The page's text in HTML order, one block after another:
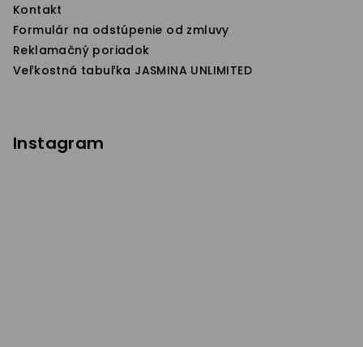
Kontakt
Formulár na odstúpenie od zmluvy
Reklamačný poriadok
Veľkostná tabuľka JASMINA UNLIMITED
Instagram